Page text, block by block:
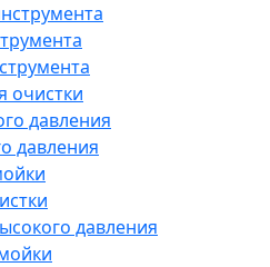
очистки
давления
давления
давления